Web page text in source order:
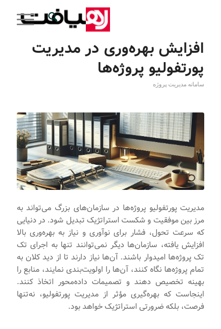
افزایش بهره‌وری در مدیریت
پورتفولیو پروژه‌ها
سامانه مدیریت پروژه
مدیریت پورتفولیو پروژه‌ها در سازمان‌های بزرگ می‌تواند به
مرز بین موفقیت و شکست استراتژیک تبدیل شود. در دنیایی
که سرعت تحول، فشار برای نوآوری و نیاز به بهره‌وری بالا
افزایش یافته، سازمان‌ها دیگر نمی‌توانند تنها به اجرای تک
تک پروژه‌ها امیدوار باشند. آن‌ها نیاز دارند تا از دید کلان به
تمام پروژه‌ها نگاه کنند، آن‌ها را اولویت‌بندی نمایند، منابع را
بهینه تخصیص دهند و تصمیمات داده‌محور اتخاذ کنند.
اینجاست که بهره‌گیری مؤثر از مدیریت پورتفولیو، نه‌تنها
فرصت، بلکه ضرورتی استراتژیک خواهد بود.